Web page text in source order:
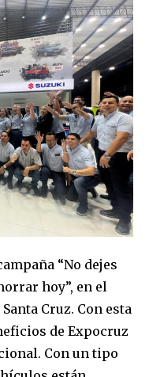
of
part of the
address on our website
worry, we respect
Your information is
“No dejes
hoy”, en el
Cruz. Con esta
de Expocruz
Con un tipo